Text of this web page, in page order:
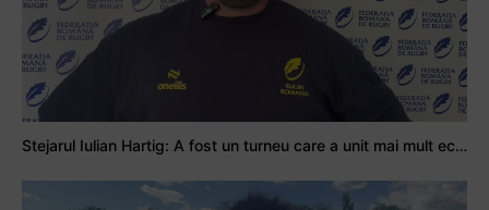
Stejarul Iulian Hartig: A fost un turneu care a unit mai mult echipa